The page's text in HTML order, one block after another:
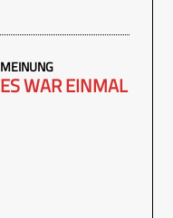
MEINUNG
ES WAR EINMAL